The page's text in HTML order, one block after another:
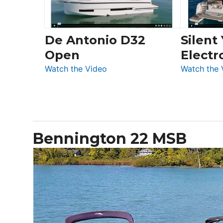
De Antonio D32
Open
Watch the Video
Silent
Watch the
Bennington 22 MSB